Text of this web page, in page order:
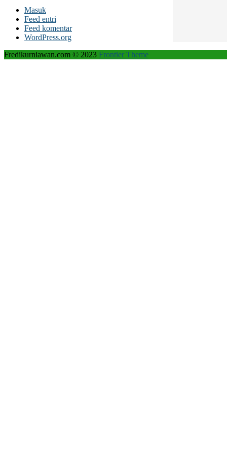
Masuk
Feed entri
Feed komentar
WordPress.org
Fredikurniawan.com © 2023 Frontier Theme